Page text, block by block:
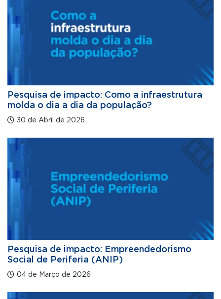
Pesquisa de impacto: Como a infraestrutura
molda o dia a dia da população?
30 de Abril de 2026
Pesquisa de impacto: Empreendedorismo
Social de Periferia (ANIP)
04 de Março de 2026